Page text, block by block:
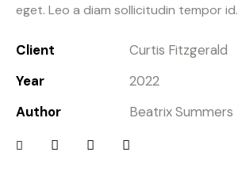
eget. Leo a diam sollicitudin tempor id.
Client
Curtis Fitzgerald
Year
2022
Author
Beatrix Summers